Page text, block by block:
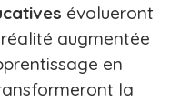
évolueront
augmentée
en
la